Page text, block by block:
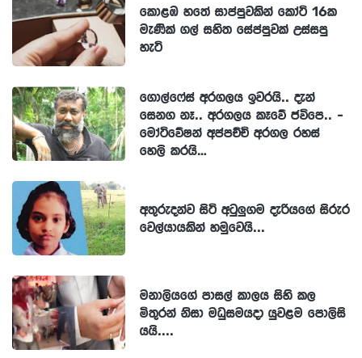
කොළඹ හතේ සාප්පුවකින් කෝටි 16ක
මැණික් ගල් සහිත සේප්පුවක් උස්සපු
හැටි
ගොල්ෆේස් අරගලය ඉවරයි.. දැන්
සෙනග නෑ.. අරගලය කෑවේ ජවිපෙ.. -
මෝටිවේෂන් අප්පච්චි අරගල රහස්
හෙලි කරයි…
අතුරුදන්ව සිටි අටුලුගම දැරියගේ සිරුර
වෙල්යායකින් හමුවෙයි...
මනාලියගේ පාසල් කාලය සිහි කල
මිතුරන් නිසා මධුසමයදා යුවළම පොලිසි
යයි....